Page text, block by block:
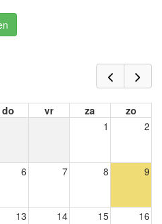
do vr za
zo
1
2
6 7 8 9
13 14 15 16